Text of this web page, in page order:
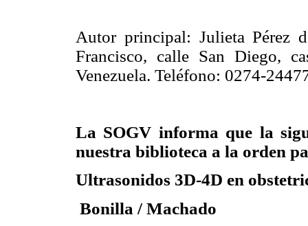
Autor principal: Julieta Pérez
Francisco, calle San Diego,
Venezuela. Teléfono: 0274-
La SOGV informa que la
nuestra biblioteca a la orden
Ultrasonidos 3D-4D en
Bonilla / Machado